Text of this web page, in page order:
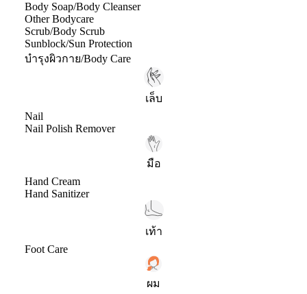
Body Soap/Body Cleanser
Other Bodycare
Scrub/Body Scrub
Sunblock/Sun Protection
บำรุงผิวกาย/Body Care
เล็บ
Nail
Nail Polish Remover
มือ
Hand Cream
Hand Sanitizer
เท้า
Foot Care
ผม